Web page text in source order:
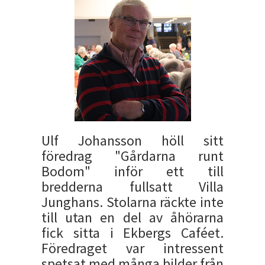
Ulf Johansson höll sitt
föredrag "Gårdarna runt
Bodom" inför ett till
bredderna fullsatt Villa
Junghans. Stolarna räckte inte
till utan en del av åhörarna
fick sitta i Ekbergs Caféet.
Föredraget var intressent